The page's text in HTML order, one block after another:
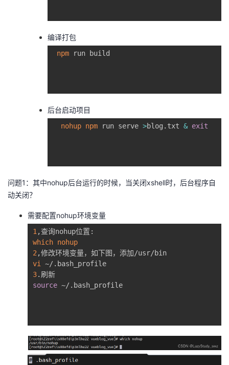
编译打包
npm run build
后台启动项目
nohup npm run serve >blog.txt & exit
问题1：其中nohup后台运行的时候，当关闭xshell时，后台程序自
动关闭？
需要配置nohup环境变量
1
which nohup
2
vi
3
source ~/.bash_profile